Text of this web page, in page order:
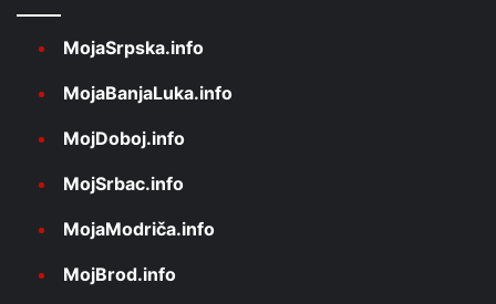
MojaSrpska.info
MojaBanjaLuka.info
MojDoboj.info
MojSrbac.info
MojaModriča.info
MojBrod.info